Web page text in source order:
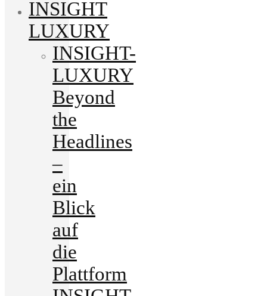
INSIGHT
LUXURY
INSIGHT-
LUXURY
Beyond
the
Headlines
–
ein
Blick
auf
die
Plattform